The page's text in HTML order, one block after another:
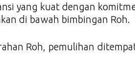
yang kuat dengan
di bawah bimbingan Roh.
Roh, pemulihan